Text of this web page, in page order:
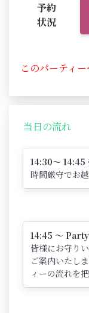
予約
状況
このパーティ
当日の流れ
14:30～ 14:45
時間厳守でお
14:45 ～ Party
皆様にお守り
ご案内いたし
ィーの流れを